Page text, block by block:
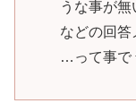
うな事が無
などの回答
…って事で